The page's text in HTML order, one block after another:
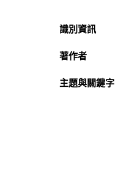
識別資訊
著作者
主題與關鍵字